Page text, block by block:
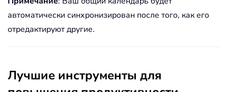
автоматически синхронизирован после того, как его
отредактируют другие.
Лучшие инструменты для